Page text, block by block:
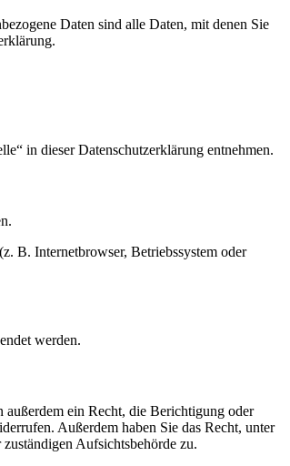
Daten sind alle Daten, mit denen Sie
in dieser Datenschutzerklärung entnehmen.
B. Internetbrowser, Betriebssystem oder
werden.
außerdem ein Recht, die Berichtigung oder
Außerdem haben Sie das Recht, unter
Aufsichtsbehörde zu.